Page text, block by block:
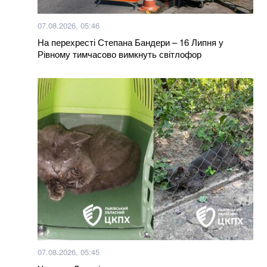
07.08.2026, 05:46
На перехресті Степана Бандери – 16 Липня у
Рівному тимчасово вимкнуть світлофор
07.08.2026, 05:45